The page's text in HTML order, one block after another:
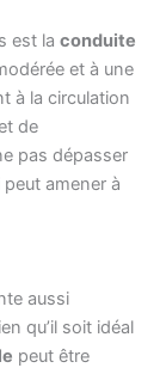
est la conduite
et à une
à la circulation
de
pas dépasser
amener à
aussi
qu’il soit idéal
peut être